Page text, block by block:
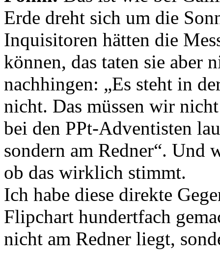
Erde dreht sich um die
Inquisitoren hätten die
können, das taten sie aber
nachhingen: „Es steht in
nicht. Das müssen wir
bei den PPt-Adventisten
sondern am Redner“. Und
ob das wirklich stimmt.
Ich habe diese direkte
Flipchart hundertfach
nicht am Redner liegt,